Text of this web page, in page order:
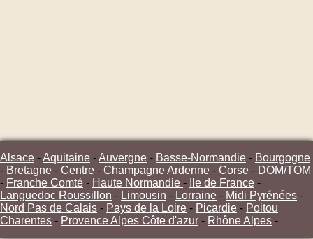
Alsace -Aquitaine -Auvergne - Basse-Normandie - Bourgogne
- Bretagne - Centre - Champagne Ardenne - Corse - DOM/TOM
- Franche Comté - Haute Normandie - Ile de France -
Languedoc Roussillon - Limousin - Lorraine - Midi Pyrénées -
Nord Pas de Calais - Pays de la Loire - Picardie - Poitou
Charentes - Provence Alpes Côte d'azur - Rhône Alpes -